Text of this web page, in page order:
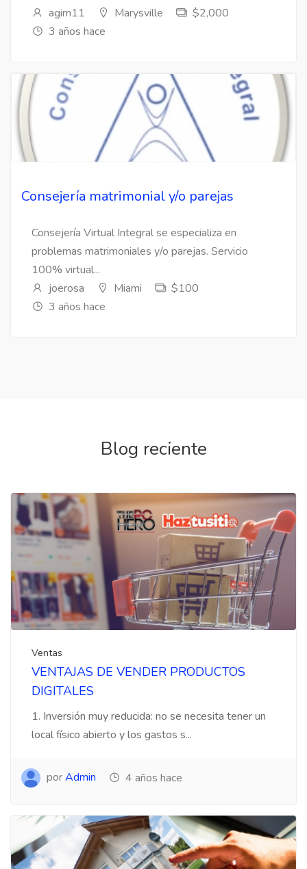
agim11
Marysville
$2,000
3 años hace
Consejería matrimonial y/o parejas
Consejería Virtual Integral se especializa en
problemas matrimoniales y/o parejas. Servicio
100% virtual...
joerosa
Miami
$100
3 años hace
Blog reciente
Ventas
VENTAJAS DE VENDER PRODUCTOS
DIGITALES
1. Inversión muy reducida: no se necesita tener un
local físico abierto y los gastos s...
porAdmin 4 años hace